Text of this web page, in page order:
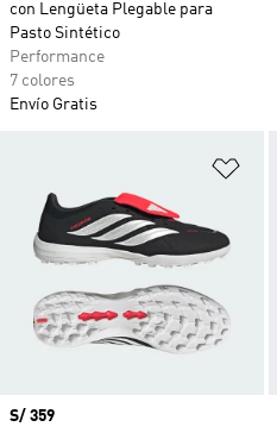
con Lengüeta Plegable para
Pasto Sintético
Performance
7 colores
Envío Gratis
Precio
S/ 359